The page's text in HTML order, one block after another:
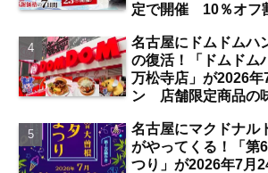
定で開催 10％オフ
名古屋にドムドムハ
の復活！「ドムドム
万松寺店」が2026
ン 店舗限定商品の
津／独自取材】
名古屋にマクドナル
がやってくる！「第
つり」が2026年7月